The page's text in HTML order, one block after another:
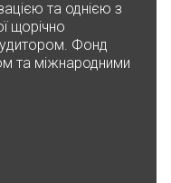
та однією з
щорічно
Фонд
та міжнародними